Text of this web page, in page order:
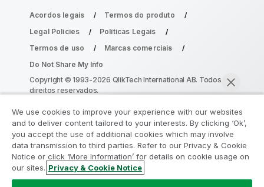
Bater papo agora
Acordos legais
Termos do produto
Legal Policies
Políticas Legais
Termos de uso
Marcas comerciais
Do Not Share My Info
Copyright © 1993-2026 QlikTech International AB. Todos os
direitos reservados.
Participe do Programa de Modernização
do Analytics
Modernize sem comprometer seus valiosos aplicativos
We use cookies to improve your experience with our websites
and to deliver content tailored to your interests. By clicking ‘Ok’,
you accept the use of additional cookies which may involve
data transmission to third parties. Refer to our Privacy & Cookie
Notice or click ‘More Information’ for details on cookie usage on
our sites. Privacy & Cookie Notice